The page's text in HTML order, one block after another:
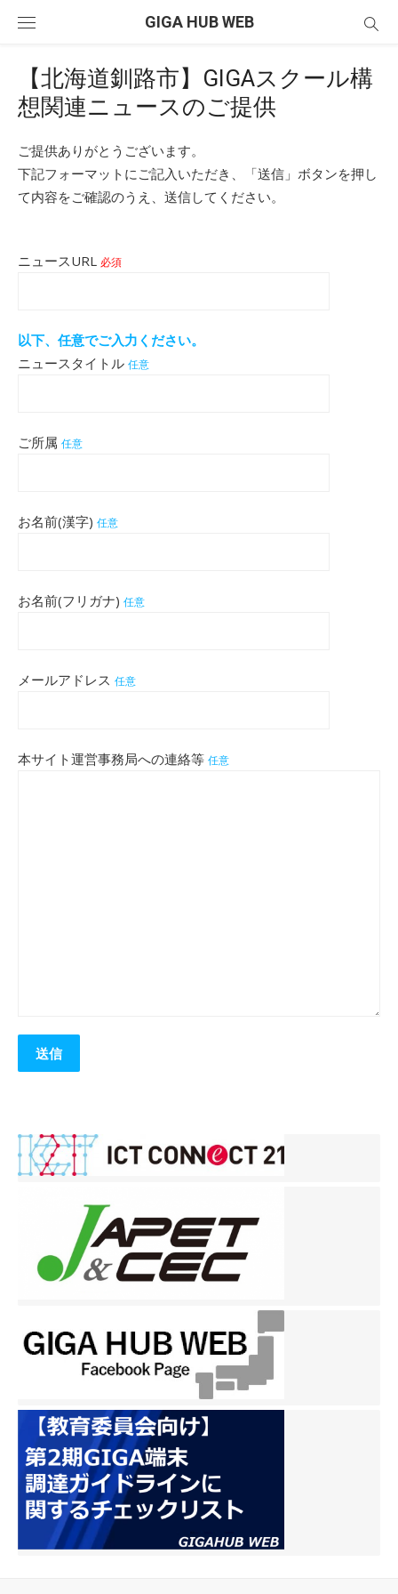
GIGA HUB WEB
【北海道釧路市】GIGAスクール構
想関連ニュースのご提供
ご提供ありがとうございます。
下記フォーマットにご記入いただき、「送信」ボタンを押し
て内容をご確認のうえ、送信してください。
ニュースURL 必須
以下、任意でご入力ください。
ニュースタイトル 任意
ご所属 任意
お名前(漢字) 任意
お名前(フリガナ) 任意
メールアドレス 任意
本サイト運営事務局への連絡等 任意